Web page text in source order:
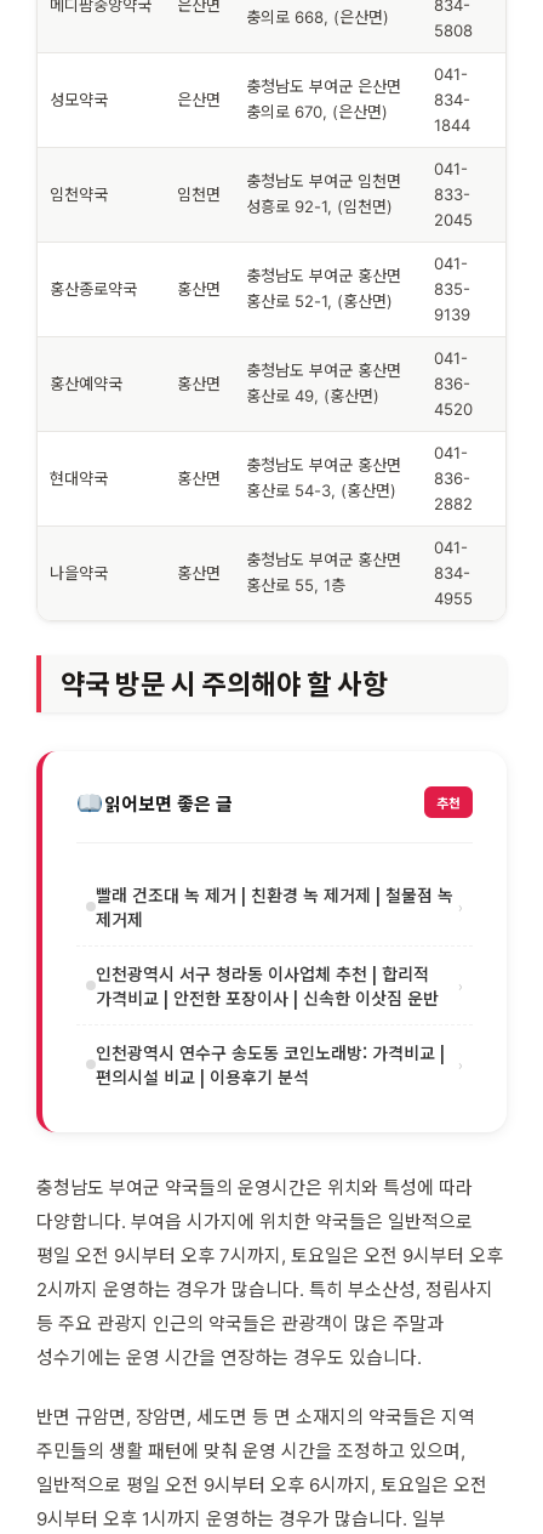
메디팜중앙약국 은산면
충의로 668, (은산면)
834-
5808
성모약국 은산면
충청남도 부여군 은산면
충의로 670, (은산면)
041-
834-
1844
임천약국 임천면
충청남도 부여군 임천면
성흥로 92-1, (임천면)
041-
833-
2045
홍산종로약국 홍산면
충청남도 부여군 홍산면
홍산로 52-1, (홍산면)
041-
835-
9139
홍산예약국 홍산면
충청남도 부여군 홍산면
홍산로 49, (홍산면)
041-
836-
4520
현대약국 홍산면
충청남도 부여군 홍산면
홍산로 54-3, (홍산면)
041-
836-
2882
나을약국 홍산면
충청남도 부여군 홍산면
홍산로 55, 1층
041-
834-
4955
약국 방문 시 주의해야 할 사항
읽어보면 좋은 글 추천
빨래 건조대 녹 제거 | 친환경 녹 제거제 | 철물점 녹
제거제
›
인천광역시 서구 청라동 이사업체 추천 | 합리적
가격비교 | 안전한 포장이사 | 신속한 이삿짐 운반
›
인천광역시 연수구 송도동 코인노래방: 가격비교 |
편의시설 비교 | 이용후기 분석
›
충청남도 부여군 약국들의 운영시간은 위치와 특성에 따라
다양합니다. 부여읍 시가지에 위치한 약국들은 일반적으로
평일 오전 9시부터 오후 7시까지, 토요일은 오전 9시부터 오후
2시까지 운영하는 경우가 많습니다. 특히 부소산성, 정림사지
등 주요 관광지 인근의 약국들은 관광객이 많은 주말과
성수기에는 운영 시간을 연장하는 경우도 있습니다.
반면 규암면, 장암면, 세도면 등 면 소재지의 약국들은 지역
주민들의 생활 패턴에 맞춰 운영 시간을 조정하고 있으며,
일반적으로 평일 오전 9시부터 오후 6시까지, 토요일은 오전
9시부터 오후 1시까지 운영하는 경우가 많습니다. 일부